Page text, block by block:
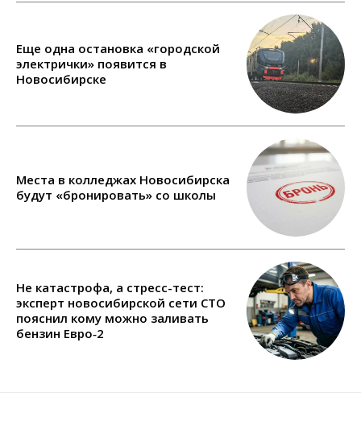
Еще одна остановка «городской
электрички» появится в
Новосибирске
Места в колледжах Новосибирска
будут «бронировать» со школы
Не катастрофа, а стресс-тест:
эксперт новосибирской сети СТО
пояснил кому можно заливать
бензин Евро‑2